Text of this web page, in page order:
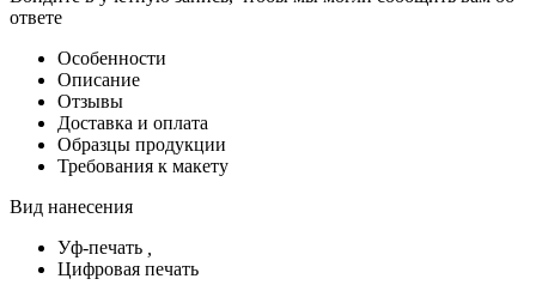
ответе
Особенности
Описание
Отзывы
Доставка и оплата
Образцы продукции
Требования к макету
Вид нанесения
Уф-печать
Цифровая печать